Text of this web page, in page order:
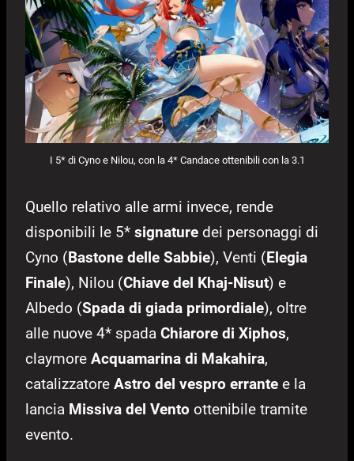
I 5* di Cyno e Nilou, con la 4* Candace ottenibili con la 3.1
Quello relativo alle armi invece, rende
disponibili le 5* signature dei personaggi di
Cyno (Bastone delle Sabbie), Venti (Elegia
Finale), Nilou (Chiave del Khaj-Nisut) e
Albedo (Spada di giada primordiale), oltre
alle nuove 4* spada Chiarore di Xiphos,
claymore Acquamarina di Makahira,
catalizzatore Astro del vespro errante e la
lancia Missiva del Vento ottenibile tramite
evento.